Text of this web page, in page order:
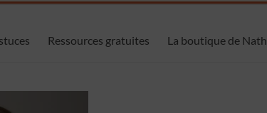
Ressources gratuites La boutique de Nath